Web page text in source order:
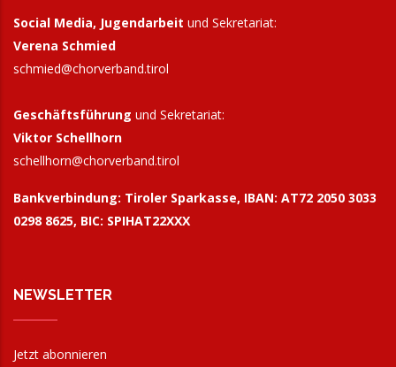
Social Media, Jugendarbeit und Sekretariat:
Verena Schmied
schmied@chorverband.tirol
Geschäftsführung und Sekretariat:
Viktor Schellhorn
schellhorn@chorverband.tirol
Bankverbindung: Tiroler Sparkasse, IBAN: AT72 2050 3033
0298 8625, BIC: SPIHAT22XXX
NEWSLETTER
Jetzt abonnieren